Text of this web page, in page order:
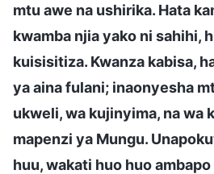
mtu awe na ushirika. Hata
kwamba njia yako ni sahihi,
kuisisitiza. Kwanza kabisa,
ya aina fulani; inaonyesha
ukweli, wa kujinyima, na wa
mapenzi ya Mungu.
huu, wakati huo huo